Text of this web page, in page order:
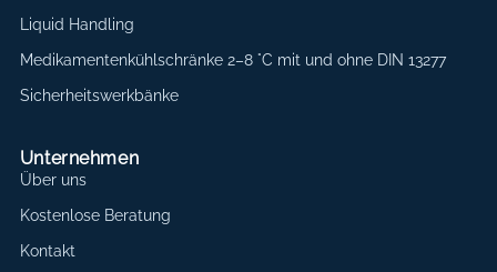
Liquid Handling
Medikamentenkühlschränke 2–8 °C mit und ohne DIN 13277
Sicherheitswerkbänke
Unternehmen
Über uns
Kostenlose Beratung
Kontakt